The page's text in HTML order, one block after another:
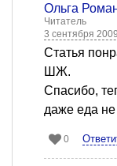
Ольга
Читатель
3 сентября
Статья
ШЖ.
Спасибо,
даже еда не
0